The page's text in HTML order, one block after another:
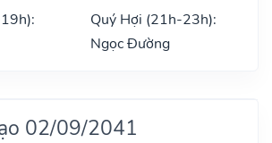
Quý Hợi (21h-23h):
Ngọc Đường
02/09/2041